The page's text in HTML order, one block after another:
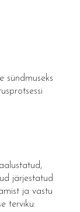
sündmuseks
järjestatud
ja vastu
terviku: